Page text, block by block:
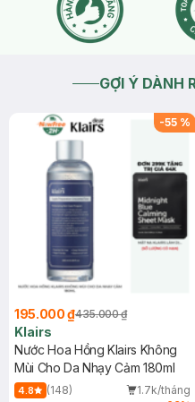
GỢI Ý DÀNH
-55 %
195.000 ₫435.000 ₫
Klairs
Nước Hoa Hồng Klairs Không
Mùi Cho Da Nhạy Cảm 180ml
4.8 (148)
1.7k/tháng